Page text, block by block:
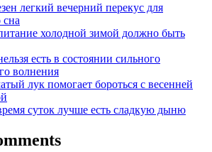
легкий вечерний перекус для
сна
холодной зимой должно быть
есть в состоянии сильного
волнения
лук помогает бороться с весенней
суток лучше есть сладкую дыню